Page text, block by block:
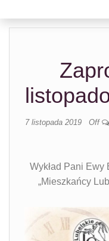
7 listopada 2019 Off
Wykład Pani
„Mieszkańcy